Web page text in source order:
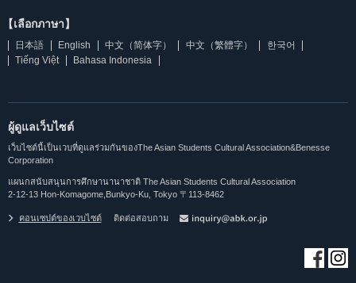
【เลือกภาษา】
日本語 English 中文（简体字） 中文（繁體字）
한국어
Tiếng Việt
Bahasa Indonesia
ผู้ดูแลเว็บไซต์
เว็บไซต์นี้เป็นเวบที่ดูแลร่วมกันของThe Asian Students Cultural Association&Benesse
Corporation
แผนกสนับสนุนการศึกษานานาชาติ The Asian Students Cultural Association
2-12-13 Hon-Komagome,Bunkyo-Ku, Tokyo 〒113-8462
คอนเซปต์ของเวบไซต์ ติดต่อสอบถาม